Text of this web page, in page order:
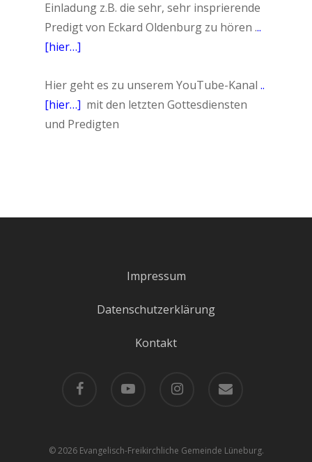
Einladung z.B. die sehr, sehr insprierende
Predigt von Eckard Oldenburg zu hören ...
[hier…]
Hier geht es zu unserem YouTube-Kanal ..
[hier…] mit den letzten Gottesdiensten
und Predigten
Impressum
Datenschutzerklärung
Kontakt
facebook instagram
© 2026 Evangelisch-Freikirchliche Gemeinde Lüneburg.